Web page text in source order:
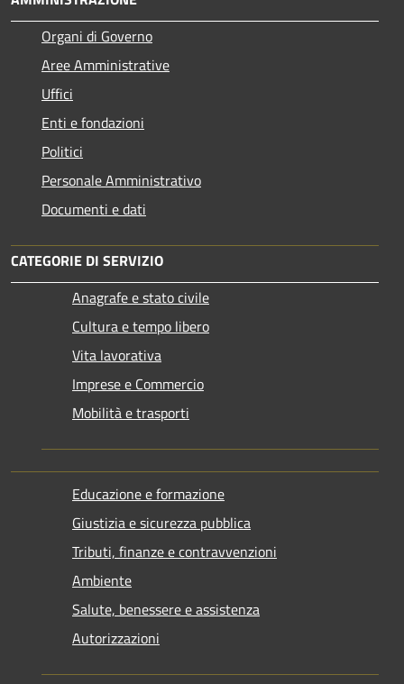
Organi di Governo
Aree Amministrative
Uffici
Enti e fondazioni
Politici
Personale Amministrativo
Documenti e dati
CATEGORIE DI SERVIZIO
Anagrafe e stato civile
Cultura e tempo libero
Vita lavorativa
Imprese e Commercio
Mobilità e trasporti
Educazione e formazione
Giustizia e sicurezza pubblica
Tributi, finanze e contravvenzioni
Ambiente
Salute, benessere e assistenza
Autorizzazioni